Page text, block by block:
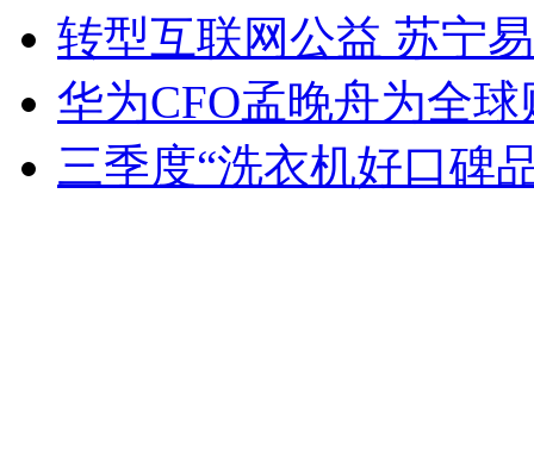
转型互联网公益 苏宁
华为CFO孟晚舟为全
三季度“洗衣机好口碑